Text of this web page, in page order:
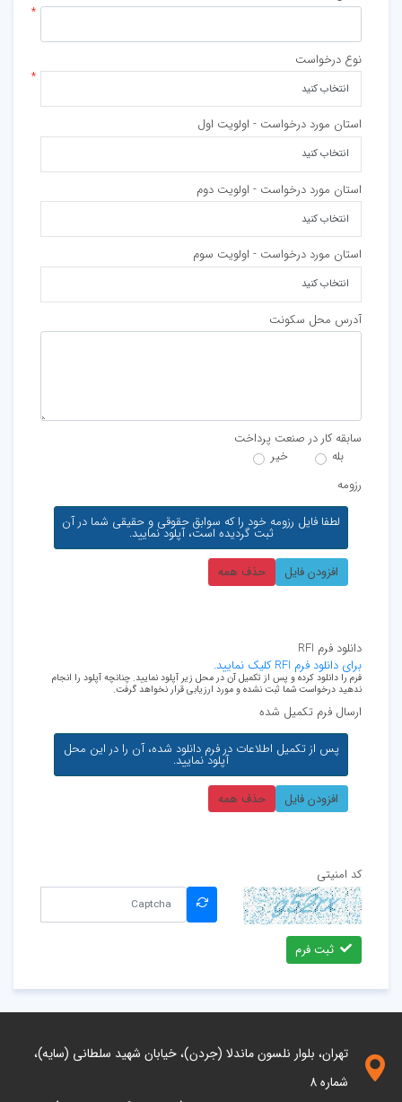
نوع درخواست
استان مورد درخواست - اولویت اول
استان مورد درخواست - اولویت دوم
استان مورد درخواست - اولویت سوم
آدرس محل سکونت
سابقه کار در صنعت پرداخت
بله
خیر
رزومه
لطفا فایل رزومه خود را که سوابق حقوقی و حقیقی شما در آن
ثبت گردیده است، آپلود نمایید.
افزودن فایل حذف همه
دانلود فرم RFI
برای دانلود فرم RFI کلیک نمایید.
فرم را دانلود کرده و پس از تکمیل آن در محل زیر آپلود نمایید. چنانچه آپلود را انجام
ندهید درخواست شما ثبت نشده و مورد ارزیابی قرار نخواهد گرفت.
ارسال فرم تکمیل شده
پس از تکمیل اطلاعات در فرم دانلود شده، آن را در این محل
آپلود نمایید.
افزودن فایل حذف همه
کد امنیتی
ثبت فرم
تهران، بلوار نلسون ماندلا (جردن)، خیابان شهید سلطانی (سایه)،
شماره 8